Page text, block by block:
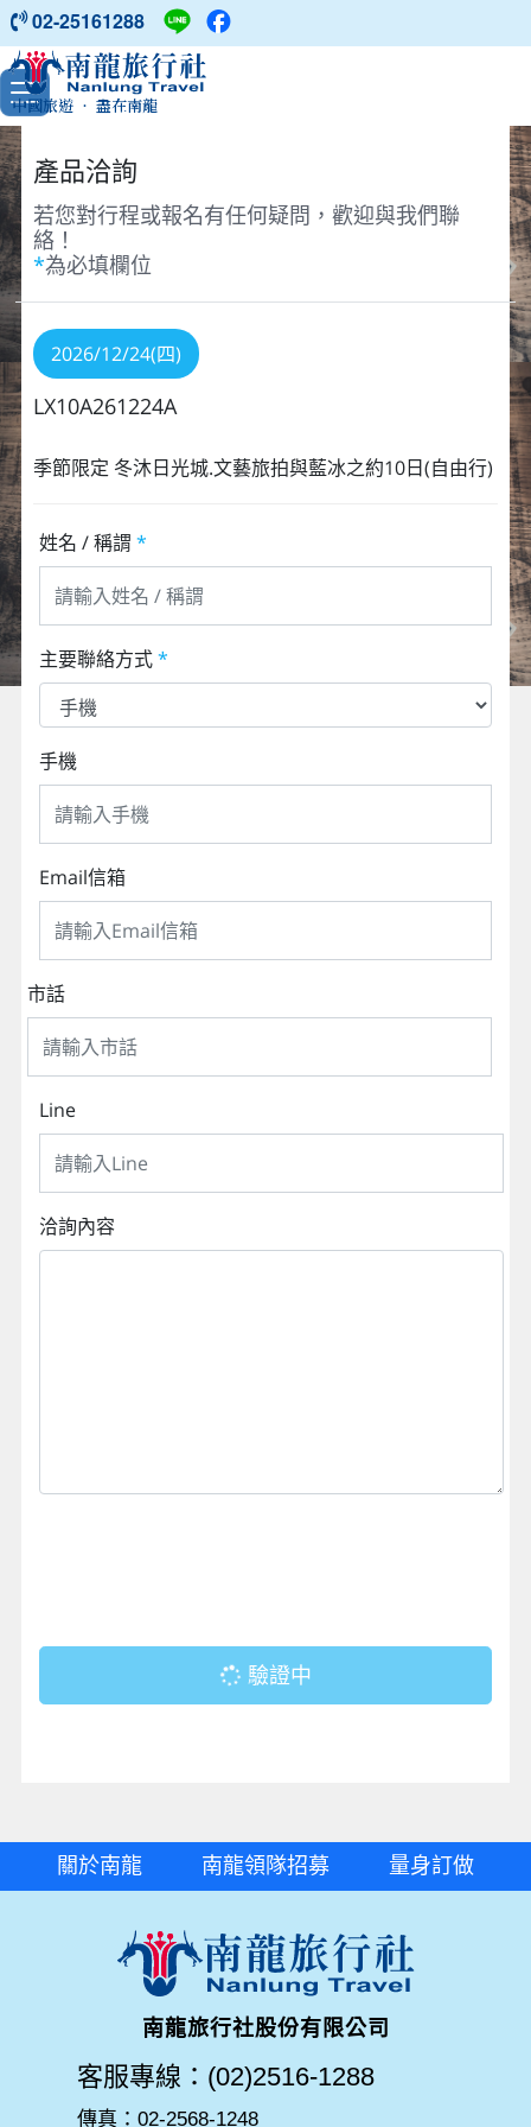
中國旅遊 ‧ 盡在南龍
02-25161288
產品洽詢
若您對行程或報名有任何疑問，歡迎與我們聯
絡！
*為必填欄位
2026/12/24(四)
LX10A261224A
季節限定 冬沐日光城.文藝旅拍與藍冰之約10日(自由行)
姓名 / 稱謂 *
主要聯絡方式*
手機
Email信箱
市話
Line
洽詢內容
驗證中
關於南龍 南龍領隊招募 量身訂做
南龍旅行社股份有限公司
客服專線：(02)2516-1288
傳真：02-2568-1248